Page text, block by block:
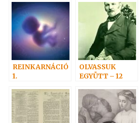
38)Hoffmann
professzor
REINKARNÁCIÓ
1.
OLVASSUK
EGYÜTT – 12